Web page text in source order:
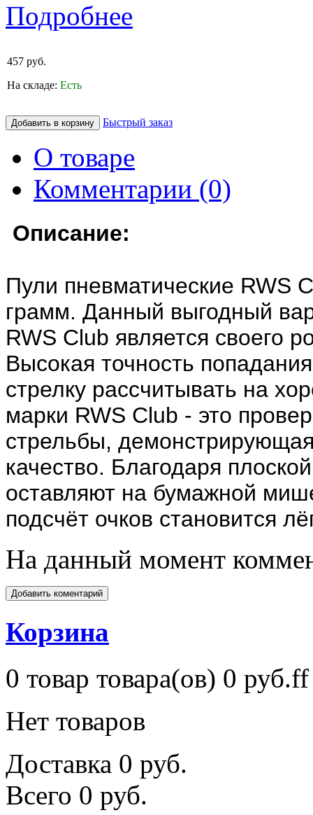
Подробнее
457 руб.
На складе: Есть
Быстрый заказ
О товаре
Комментарии (0)
Описание:
Пули пневматические RWS
грамм. Данный выгодный
RWS Club является своего
Высокая точность
стрелку рассчитывать на
марки RWS Club - это
стрельбы,
качество. Благодаря
оставляют на бумажной
подсчёт очков становится
На данный момент
Корзина
0 товар товара(ов) 0 руб.ff
Нет товаров
Доставка 0 руб.
Всего 0 руб.